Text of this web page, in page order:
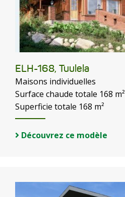
ELH-168, Tuulela
Maisons individuelles
Surface chaude totale 168 m²
Superficie totale 168 m²
Découvrez ce modèle